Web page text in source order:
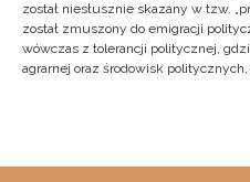
został niesłusznie skazany w tzw.
został zmuszony do emigracji
wówczas z tolerancji politycznej,
agrarnej oraz środowisk